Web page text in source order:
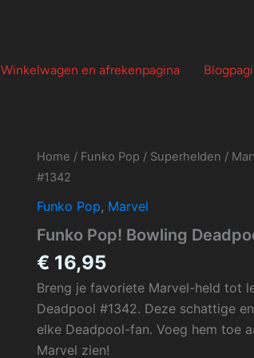
Winkelwagen en afrekenpagina
Home / Funko Pop / Superhelden /
#1342
Funko Pop, Marvel
Funko Pop! Bowling
€ 16,95
Breng je favoriete Marvel-held tot
Deadpool #1342. Deze schattige
elke Deadpool-fan. Voeg hem toe
Marvel zien!